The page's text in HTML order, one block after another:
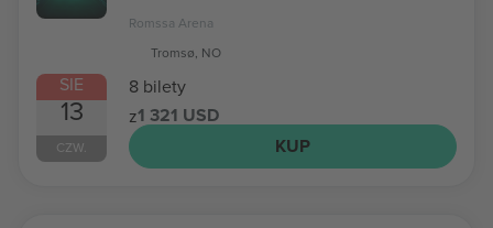
SIE
13
CZW.
Romssa Arena
Tromsø, NO
8 bilety
z1 321 USD
KUP